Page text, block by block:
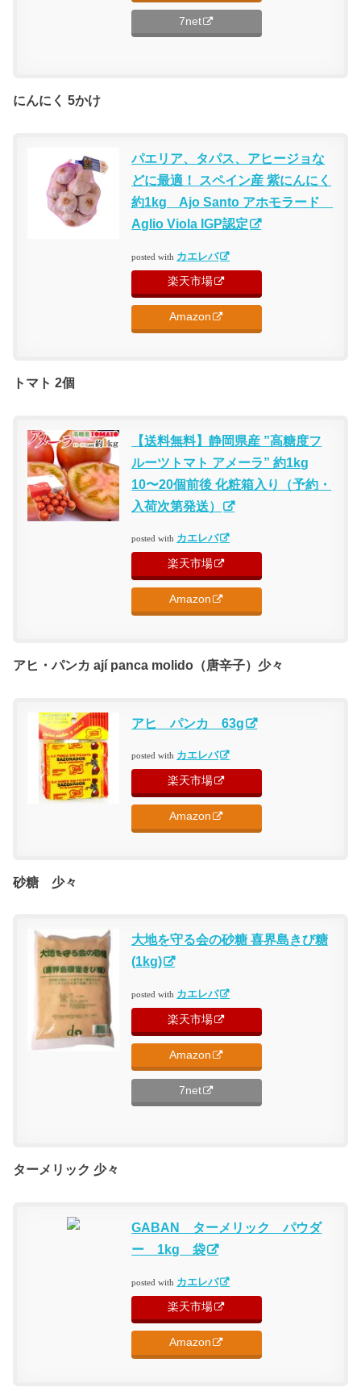
7net
にんにく 5かけ
パエリア、タパス、アヒージョな
どに最適！ スペイン産 紫にんにく
約1kg Ajo Santo アホモラード
Aglio Viola IGP認定
posted with カエレバ
楽天市場
Amazon
トマト 2個
【送料無料】静岡県産 ”高糖度フ
ルーツトマト アメーラ” 約1kg
10〜20個前後 化粧箱入り（予約・
入荷次第発送）
posted with カエレバ
楽天市場
Amazon
アヒ・パンカ ají panca molido（唐辛子）少々
アヒ パンカ 63g
posted with カエレバ
楽天市場
Amazon
砂糖 少々
大地を守る会の砂糖 喜界島きび糖
(1kg)
posted with カエレバ
楽天市場
Amazon
7net
ターメリック 少々
GABAN ターメリック パウダ
ー 1kg 袋
posted with カエレバ
楽天市場
Amazon